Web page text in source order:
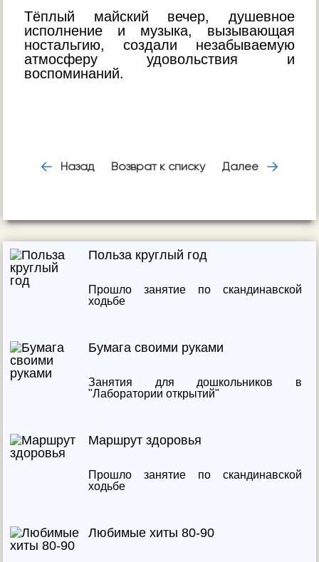
Польза круглый год
Прошло занятие по скандинавской
ходьбе
Бумага своими руками
Занятия для дошкольников в
"Лаборатории открытий"
Маршрут здоровья
Прошло занятие по скандинавской
ходьбе
Любимые хиты 80-90
Тёплый майский вечер, душевное
исполнение и музыка, вызывающая
ностальгию, создали незабываемую
атмосферу удовольствия и
воспоминаний.
Назад Возврат к списку Далее